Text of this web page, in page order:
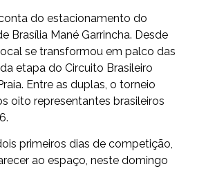
do estacionamento do
Brasília Mané Garrincha. Desde
se transformou em palco das
etapa do Circuito Brasileiro
Entre as duplas, o torneio
oito representantes brasileiros
primeiros dias de competição,
ao espaço, neste domingo